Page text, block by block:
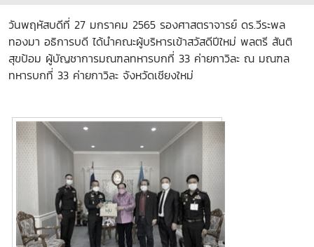
วันพฤหัสบดีที่ 27 มกราคม 2565 รองศาสตราจารย์ ดร.วีระพล
ทองมา อธิการบดี ได้นำคณะผู้บริหารเข้าสวัสดีปีใหม่ พลตรี สันติ
สุขป้อม ผู้บัญชาการมณฑลทหารบกที่ 33 ค่ายกาวิละ ณ มณฑล
ทหารบกที่ 33 ค่ายกาวิละ จังหวัดเชียงใหม่